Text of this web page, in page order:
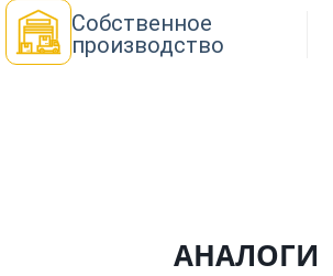
Собственное
производство
АНАЛОГИ